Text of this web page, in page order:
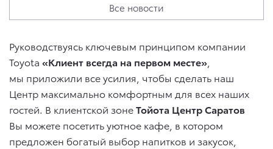
Все новости
Руководствуясь ключевым принципом компании
Toyota «Клиент всегда на первом месте»
мы приложили все усилия, чтобы сделать наш
Центр максимально комфортным для всех наших
гостей. В клиентской зонеТойота Центр Саратов
Вы можете посетить уютное кафе, в котором
предложен богатый выбор напитков и закусок,